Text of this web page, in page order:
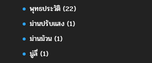
พุทธประวัติ(22)
ม่านปรับแสง(1)
ม่านม้วน(1)
มู่ลี่(1)